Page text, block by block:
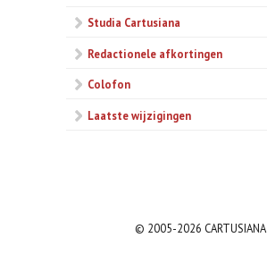
Studia Cartusiana
Redactionele afkortingen
Colofon
Laatste wijzigingen
© 2005-2026 CARTUSIANA